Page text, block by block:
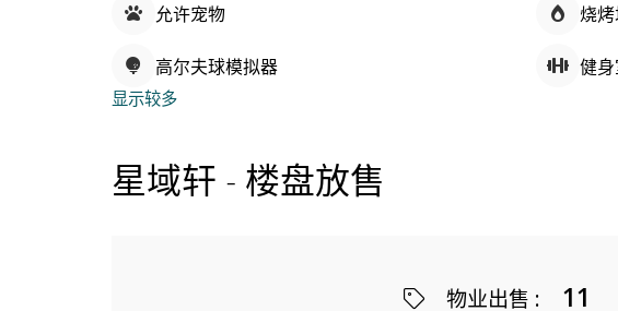
允许宠物 烧
高尔夫球模拟器 健
显示较多
星域轩 - 楼盘放售
物业出售 : 11